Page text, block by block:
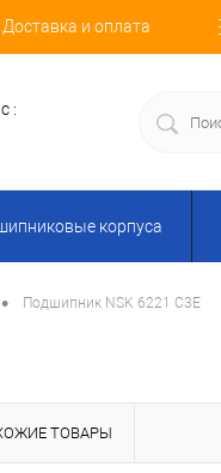
Доставка и оплата
:
корпуса
• Подшипник NSK 6221 C3E
ТОВАРЫ